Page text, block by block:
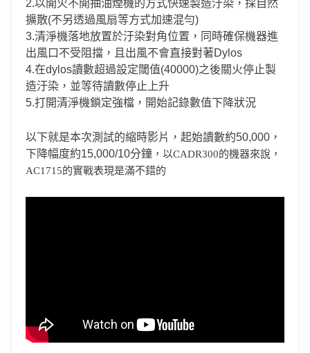
2.以開火不開抽油煙機的方式快速製造汙染，採自然
擴散(不另透過風扇等方式加速混勻)
3.清淨機落地放置於汙染對角位置，同時確保機器進
出風口不受阻擋，且出風不會直接對著Dylos
4.在dylos讀數超過設定閾值(40000)之後關火停止製
造汙染，並等待讀數停止上升
5.打開清淨機鎖定強檔，開始記錄數值下降狀況
以下就是本次測試的縮時影片，起始讀數約50,000，
下降幅度約15,000/10分鐘 ，以CADR300的機器來說，
AC1715的實戰表現是滿不錯的